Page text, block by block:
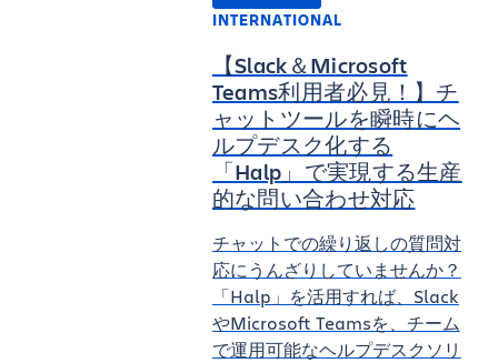
INTERNATIONAL
【Slack＆Microsoft
Teams利用者必見！】チ
ャットツールを瞬時にヘ
ルプデスク化する
「Halp」で実現する生産
的な問い合わせ対応
チャットでの繰り返しの質問対
応にうんざりしていませんか？
「Halp」を活用すれば、Slack
やMicrosoft Teamsを、チーム
で運用可能なヘルプデスクソリ